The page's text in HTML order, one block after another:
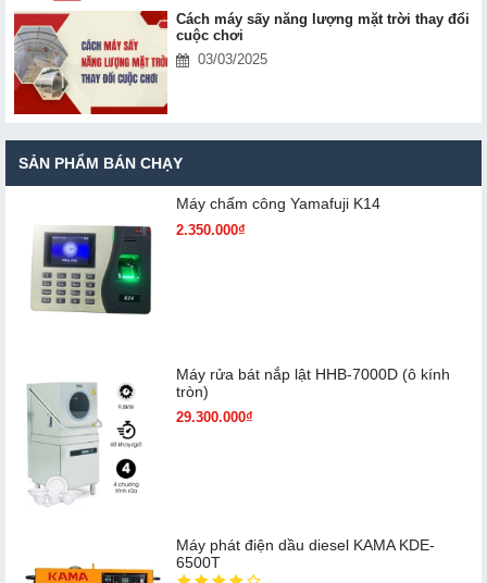
Cách máy sấy năng lượng mặt trời thay đổi
cuộc chơi
03/03/2025
SẢN PHẨM BÁN CHẠY
Máy chấm cô​ng Yamafuji K14
2.350.000₫
Máy rửa bát nắp lật HHB-7000D (ô kính
tròn)
29.300.000₫
Máy phát điện dầu diesel KAMA KDE-
6500T